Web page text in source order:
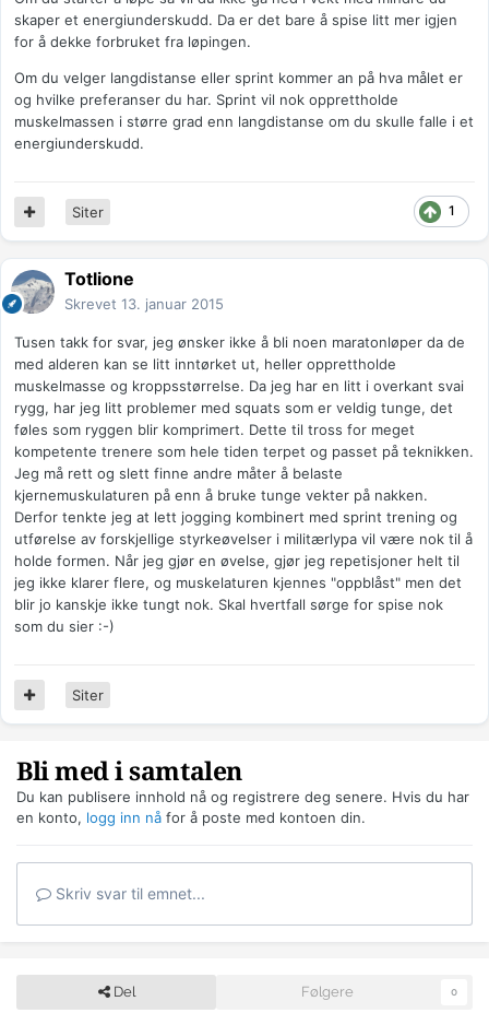
skaper et energiunderskudd. Da er det bare å spise litt mer igjen
for å dekke forbruket fra løpingen.
Om du velger langdistanse eller sprint kommer an på hva målet er
og hvilke preferanser du har. Sprint vil nok opprettholde
muskelmassen i større grad enn langdistanse om du skulle falle i et
energiunderskudd.
1
Siter
Totlione
Skrevet 13. januar 2015
Tusen takk for svar, jeg ønsker ikke å bli noen maratonløper da de
med alderen kan se litt inntørket ut, heller opprettholde
muskelmasse og kroppsstørrelse. Da jeg har en litt i overkant svai
rygg, har jeg litt problemer med squats som er veldig tunge, det
føles som ryggen blir komprimert. Dette til tross for meget
kompetente trenere som hele tiden terpet og passet på teknikken.
Jeg må rett og slett finne andre måter å belaste
kjernemuskulaturen på enn å bruke tunge vekter på nakken.
Derfor tenkte jeg at lett jogging kombinert med sprint trening og
utførelse av forskjellige styrkeøvelser i militærlypa vil være nok til å
holde formen. Når jeg gjør en øvelse, gjør jeg repetisjoner helt til
jeg ikke klarer flere, og muskelaturen kjennes "oppblåst" men det
blir jo kanskje ikke tungt nok. Skal hvertfall sørge for spise nok
som du sier :-)
Siter
Bli med i samtalen
Du kan publisere innhold nå og registrere deg senere. Hvis du har
en konto, logg inn nå for å poste med kontoen din.
Skriv svar til emnet...
Del Følgere 0